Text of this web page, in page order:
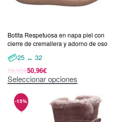
Botita Respetuosa en napa piel con
cierre de cremallera y adorno de oso
25 ↔ 32
59,95€50,96€
Seleccionar opciones